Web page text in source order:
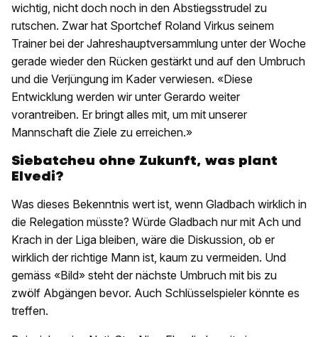
wichtig, nicht doch noch in den Abstiegsstrudel zu
rutschen. Zwar hat Sportchef Roland Virkus seinem
Trainer bei der Jahreshauptversammlung unter der Woche
gerade wieder den Rücken gestärkt und auf den Umbruch
und die Verjüngung im Kader verwiesen. «Diese
Entwicklung werden wir unter Gerardo weiter
vorantreiben. Er bringt alles mit, um mit unserer
Mannschaft die Ziele zu erreichen.»
Siebatcheu ohne Zukunft, was plant
Elvedi?
Was dieses Bekenntnis wert ist, wenn Gladbach wirklich in
die Relegation müsste? Würde Gladbach nur mit Ach und
Krach in der Liga bleiben, wäre die Diskussion, ob er
wirklich der richtige Mann ist, kaum zu vermeiden. Und
gemäss «Bild» steht der nächste Umbruch mit bis zu
zwölf Abgängen bevor. Auch Schlüsselspieler könnte es
treffen.